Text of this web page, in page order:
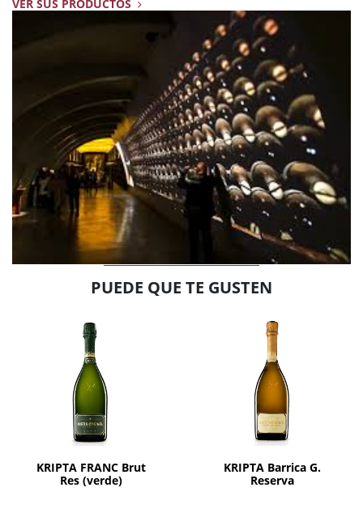
VER SUS PRODUCTOS
PUEDE QUE TE GUSTEN
KRIPTA FRANC Brut
Res (verde)
AÑADIR
KRIPTA Barrica G.
Reserva
AÑADIR